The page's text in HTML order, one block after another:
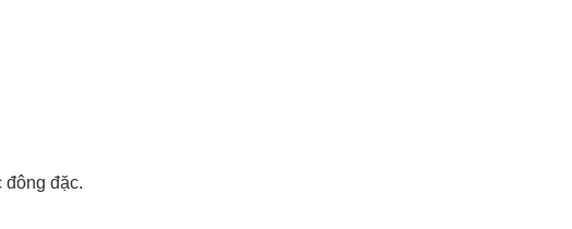
đông đặc.